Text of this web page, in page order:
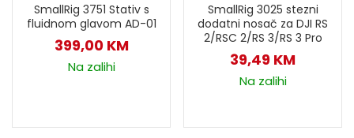
SmallRig 3751 Stativ s
fluidnom glavom AD-01
399,00 KM
Na zalihi
SmallRig 3025 stezni
dodatni nosač za DJI RS
2/RSC 2/RS 3/RS 3 Pro
39,49 KM
Na zalihi